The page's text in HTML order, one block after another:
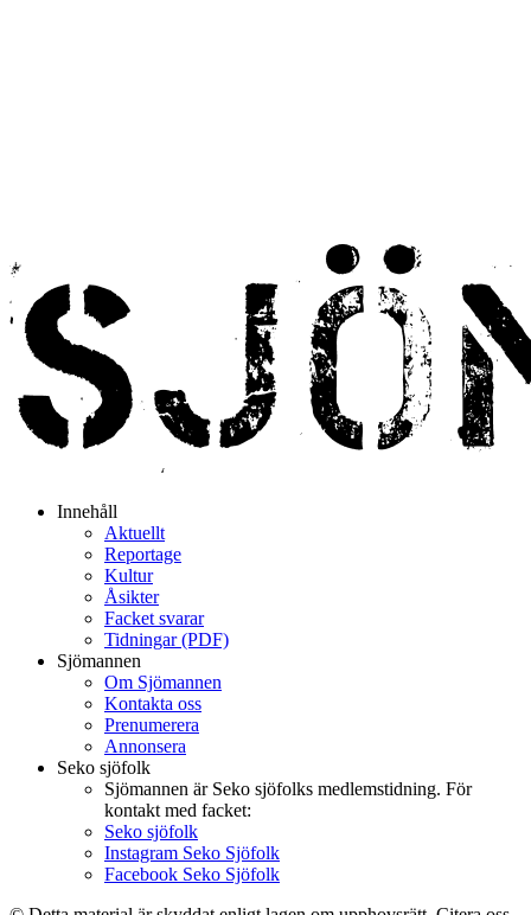
Innehåll
Aktuellt
Reportage
Kultur
Åsikter
Facket svarar
Tidningar (PDF)
Sjömannen
Om Sjömannen
Kontakta oss
Prenumerera
Annonsera
Seko sjöfolk
Sjömannen är Seko sjöfolks medlemstidning. För
kontakt med facket:
Seko sjöfolk
Instagram Seko Sjöfolk
Facebook Seko Sjöfolk